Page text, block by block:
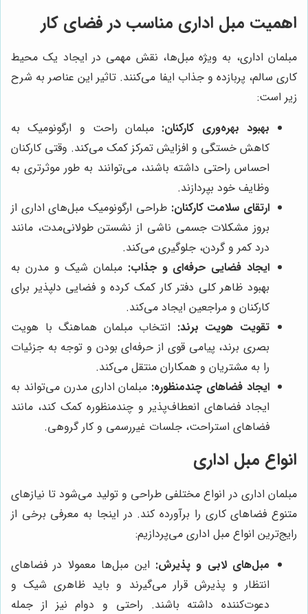
اهمیت مبل اداری مناسب در فضای کار
مبلمان اداری، به ویژه مبل‌ها، نقش مهمی در ایجاد یک محیط
کاری سالم، پربازده و جذاب ایفا می‌کنند. تاثیر این عناصر به شرح
زیر است:
بهبود بهره‌وری کارکنان: مبلمان راحت و ارگونومیک به
کاهش خستگی و افزایش تمرکز کمک می‌کند. وقتی کارکنان
احساس راحتی داشته باشند، می‌توانند به طور موثرتری به
وظایف خود بپردازند.
ارتقای سلامت کارکنان: طراحی ارگونومیک مبل‌های اداری از
بروز مشکلات جسمی ناشی از نشستن طولانی‌مدت، مانند
درد کمر و گردن، جلوگیری می‌کند.
ایجاد فضایی حرفه‌ای و جذاب: مبلمان شیک و مدرن به
بهبود ظاهر کلی دفتر کار کمک کرده و فضایی دلپذیر برای
کارکنان و مراجعین ایجاد می‌کند.
تقویت هویت برند: انتخاب مبلمان هماهنگ با هویت
بصری برند، پیامی قوی از حرفه‌ای بودن و توجه به جزئیات
را به مشتریان و همکاران منتقل می‌کند.
ایجاد فضاهای چندمنظوره: مبلمان اداری مدرن می‌تواند به
ایجاد فضاهای انعطاف‌پذیر و چندمنظوره کمک کند، مانند
فضاهای استراحت، جلسات غیررسمی و کار گروهی.
انواع مبل اداری
مبلمان اداری در انواع مختلفی طراحی و تولید می‌شود تا نیازهای
متنوع فضاهای کاری را برآورده کند. در اینجا به معرفی برخی از
رایج‌ترین انواع مبل اداری می‌پردازیم:
مبل‌های لابی و پذیرش: این مبل‌ها معمولا در فضاهای
انتظار و پذیرش قرار می‌گیرند و باید ظاهری شیک و
دعوت‌کننده داشته باشند. راحتی و دوام نیز از جمله